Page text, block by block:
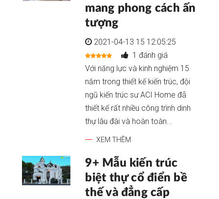
mang phong cách ấn
tượng
2021-04-13 15 12:05:25
1 đánh giá
Với năng lực và kinh nghiệm 15
năm trong thiết kế kiến trúc, đội
ngũ kiến trúc sư ACI Home đã
thiết kế rất nhiều công trình dinh
thự lâu đài và hoàn toàn...
XEM THÊM
9+ Mẫu kiến trúc
biệt thự cổ điển bề
thế và đẳng cấp